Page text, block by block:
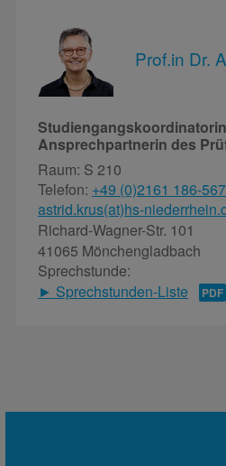
Prof.in Dr.
Ansprechpartnerin des
Raum: S 210
Telefon: +49 (0)2161 186-
astrid.krus(at)hs-
Richard-Wagner-Str. 101
41065 Mönchengladbach
Sprechstunde:
► Sprechstunden-Liste